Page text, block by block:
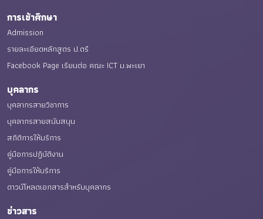
การเข้าศึกษา
Admission
รายละเอียดหลักสูตร ป.ตรี
Facebook Page เรียนต่อ คณะ ICT ม.พะเยา
บุคลากร
บุคลากรสายวิชาการ
บุคลากรสายสนับสนุน
สถิติการให้บริการ
คู่มือการปฏิบัติงาน
คู่มือการให้บริการ
ดาวน์โหลดเอกสารสำหรับบุคลากร
ข่าวสาร